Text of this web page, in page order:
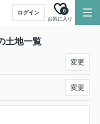
ログイン
お気に入り
0
土地一覧
変更
変更